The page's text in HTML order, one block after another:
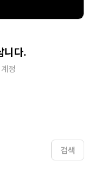
니다.
정
검색